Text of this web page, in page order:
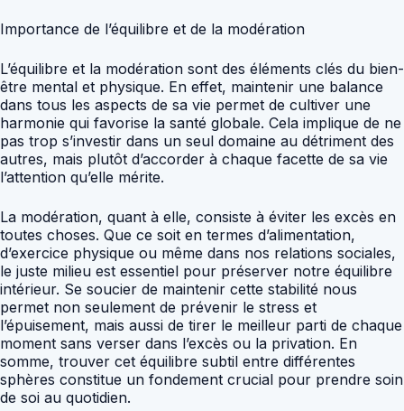
Importance de l’équilibre et de la modération
L’équilibre et la modération sont des éléments clés du bien-
être mental et physique. En effet, maintenir une balance
dans tous les aspects de sa vie permet de cultiver une
harmonie qui favorise la santé globale. Cela implique de ne
pas trop s’investir dans un seul domaine au détriment des
autres, mais plutôt d’accorder à chaque facette de sa vie
l’attention qu’elle mérite.
La modération, quant à elle, consiste à éviter les excès en
toutes choses. Que ce soit en termes d’alimentation,
d’exercice physique ou même dans nos relations sociales,
le juste milieu est essentiel pour préserver notre équilibre
intérieur. Se soucier de maintenir cette stabilité nous
permet non seulement de prévenir le stress et
l’épuisement, mais aussi de tirer le meilleur parti de chaque
moment sans verser dans l’excès ou la privation. En
somme, trouver cet équilibre subtil entre différentes
sphères constitue un fondement crucial pour prendre soin
de soi au quotidien.